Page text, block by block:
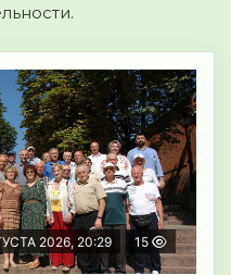
2026, 20:29 15